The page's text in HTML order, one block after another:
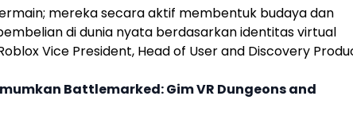
mereka secara aktif membentuk budaya dan
di dunia nyata berdasarkan identitas virtual
Vice President, Head of User and Discovery
Battlemarked: Gim VR Dungeons and